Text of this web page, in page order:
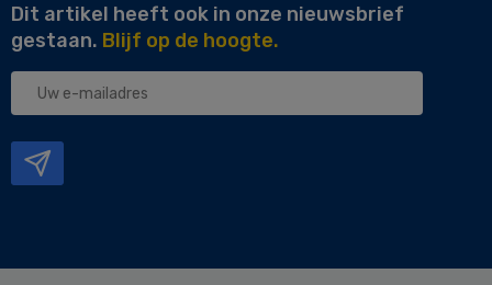
Dit artikel heeft ook in onze nieuwsbrief
gestaan. Blijf op de hoogte.
Uw